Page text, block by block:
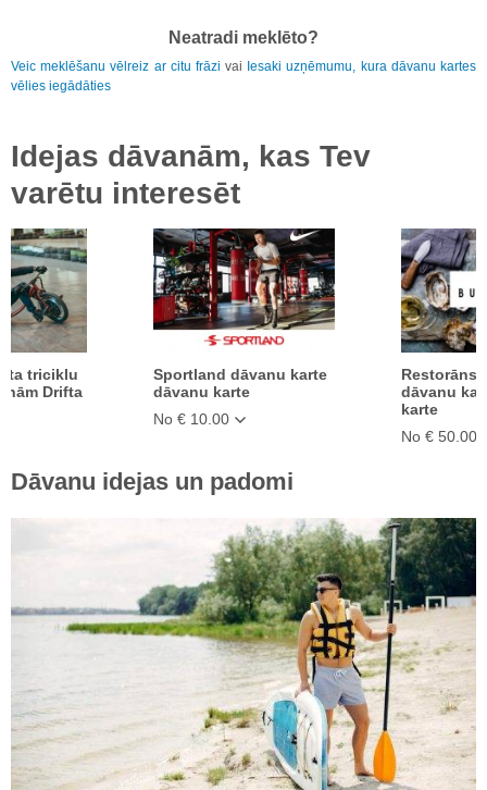
Neatradi meklēto?
Veic meklēšanu vēlreiz ar citu frāzi vai Iesaki uzņēmumu, kura dāvanu kartes
vēlies iegādāties
Idejas dāvanām, kas Tev
varētu interesēt
triciklu
Drifta
Sportland dāvanu karte
dāvanu karte
No € 10.00
Restorāns
dāvanu
karte
No € 50.00
Dāvanu idejas un padomi